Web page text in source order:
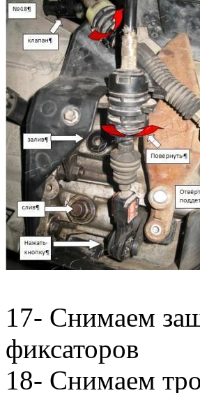
17- Снимаем
фиксаторов
18- Снимаем